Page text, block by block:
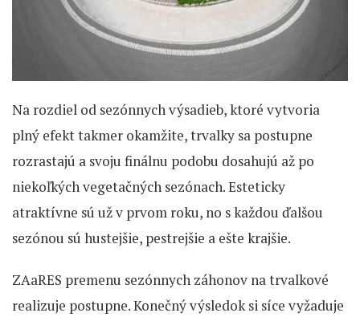
Na rozdiel od sezónnych výsadieb, ktoré vytvoria
plný efekt takmer okamžite, trvalky sa postupne
rozrastajú a svoju finálnu podobu dosahujú až po
niekoľkých vegetačných sezónach. Esteticky
atraktívne sú už v prvom roku, no s každou ďalšou
sezónou sú hustejšie, pestrejšie a ešte krajšie.
ZAaRES premenu sezónnych záhonov na trvalkové
realizuje postupne. Konečný výsledok si síce vyžaduje